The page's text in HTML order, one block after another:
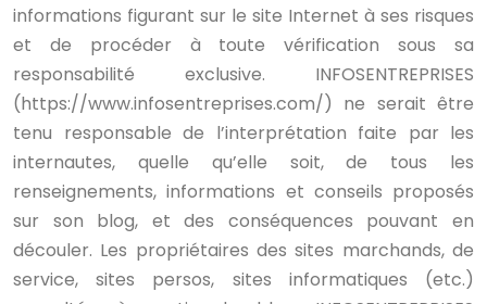
informations figurant sur le site Internet à ses risques
et de procéder à toute vérification sous sa
responsabilité exclusive. INFOSENTREPRISES
(https://www.infosentreprises.com/) ne serait être
tenu responsable de l’interprétation faite par les
internautes, quelle qu’elle soit, de tous les
renseignements, informations et conseils proposés
sur son blog, et des conséquences pouvant en
découler. Les propriétaires des sites marchands, de
service, sites persos, sites informatiques (etc.)